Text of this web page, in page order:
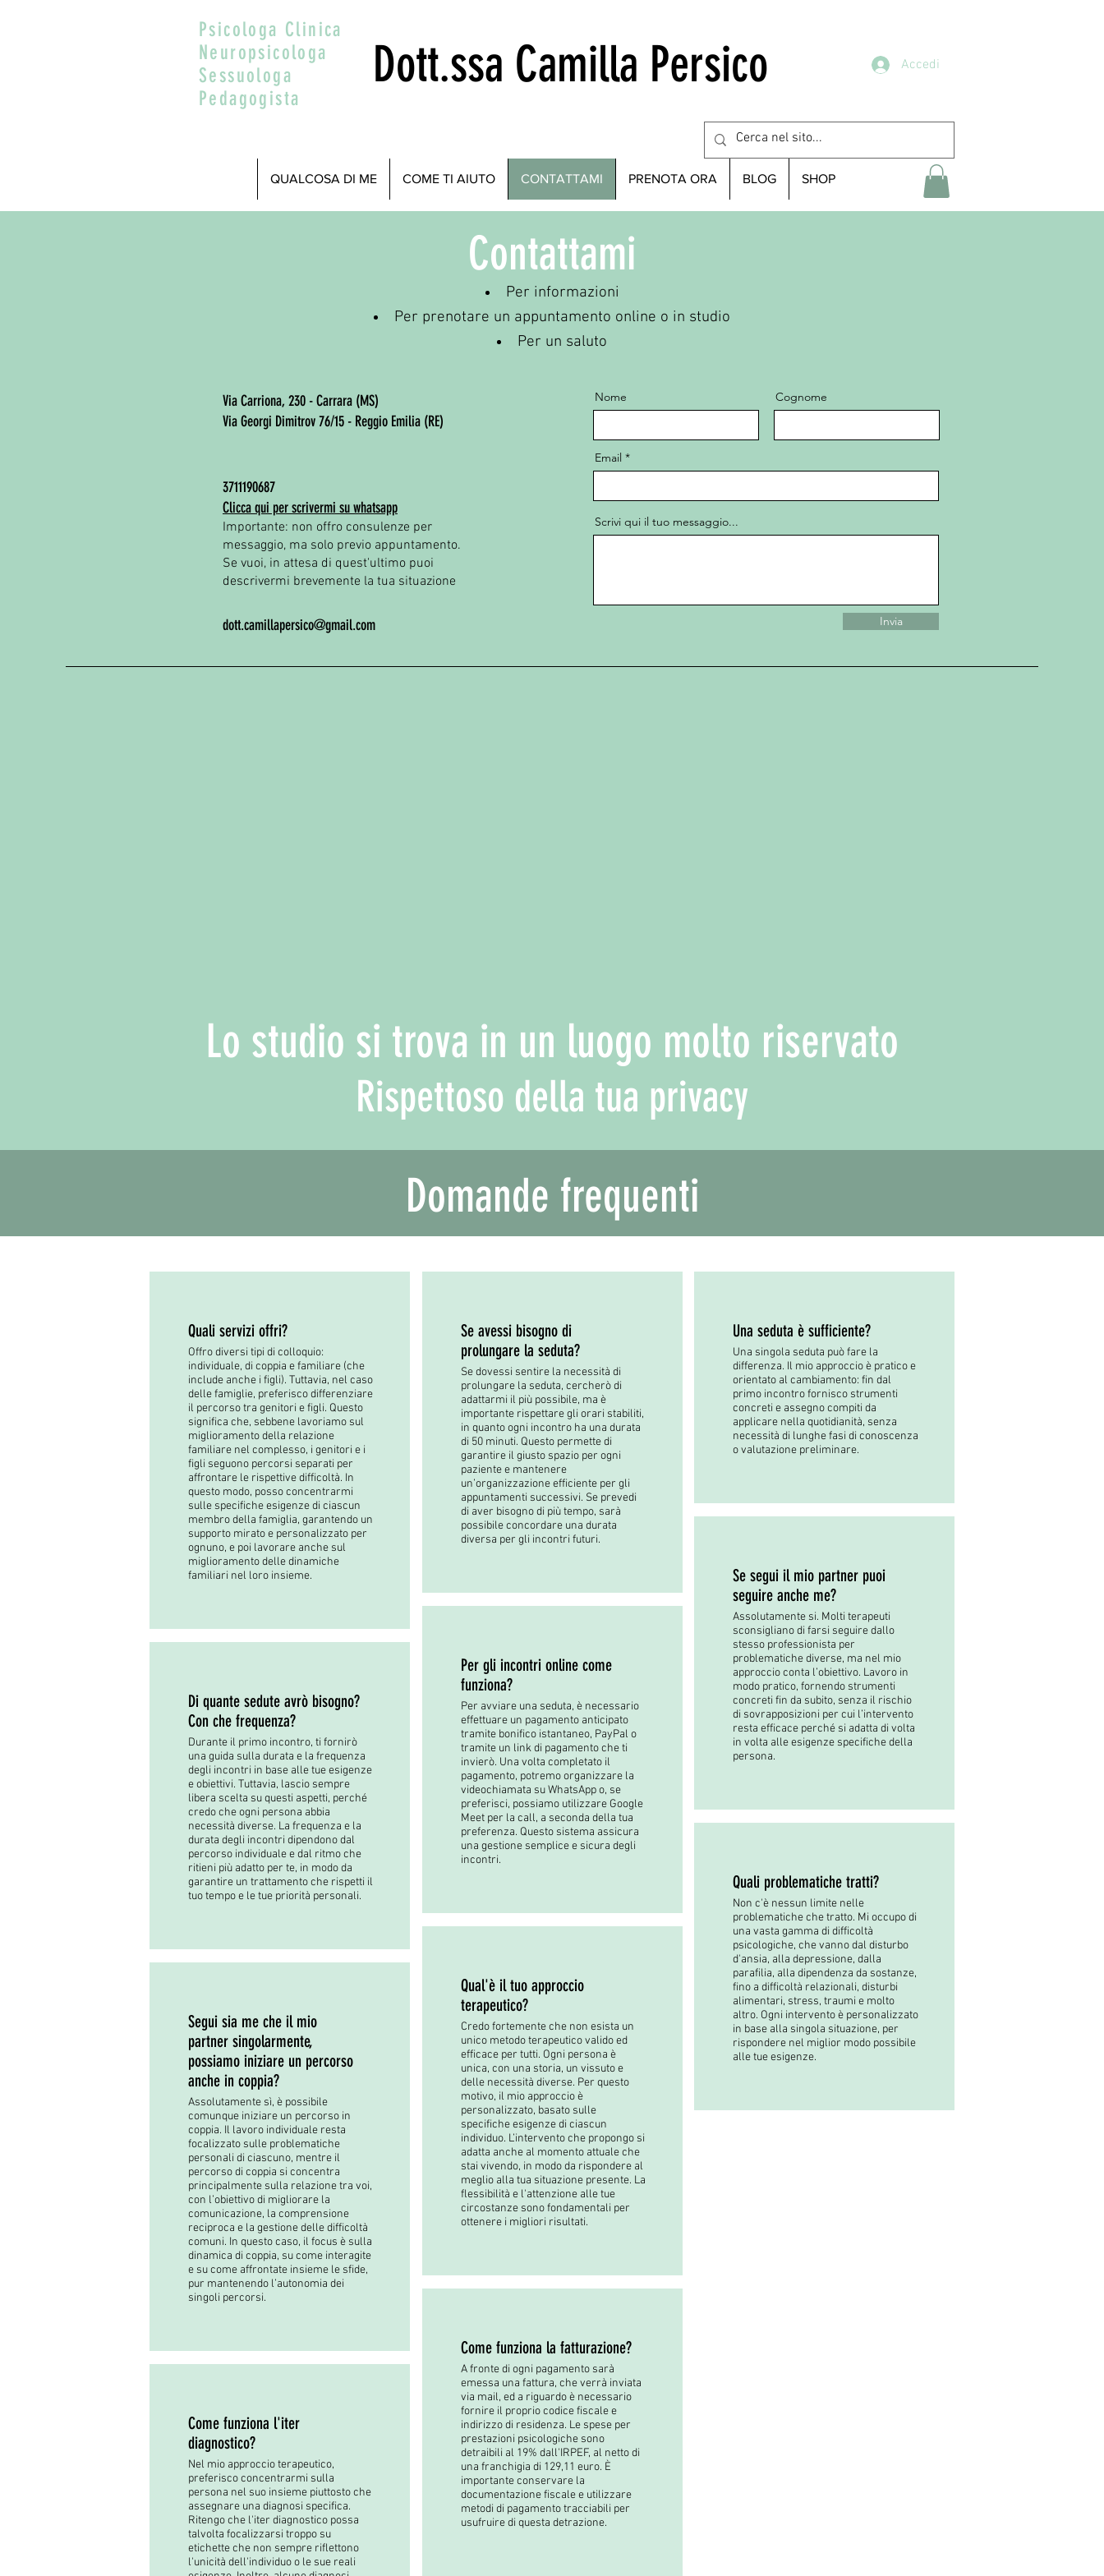
Psicologa Clinica
Neuropsicologa
Sessuologa
Pedagogista
Dott.ssa Camilla Persico Accedi
QUALCOSA DI ME COME TI AIUTO CONTATTAMI PRENOTA ORA BLOG SHOP
Contattami
Per informazioni
Per prenotare un appuntamento online o in studio
Per un saluto
Via Carriona, 230 - Carrara (MS)
Via Georgi Dimitrov 76/15 - Reggio Emilia (RE)
3711190687
Clicca qui per scrivermi su whatsapp​
Importante: non offro consulenze per
messaggio, ma solo previo appuntamento.
Se vuoi, in attesa di quest'ultimo puoi
descrivermi brevemente la tua situazione
dott.camillapersico@gmail.com
Nome Cognome
Email
Scrivi qui il tuo messaggio...
Invia
Lo studio si trova in un luogo molto riservato
Rispettoso della tua privacy
Domande frequenti
Quali servizi offri?
Offro diversi tipi di colloquio:
individuale, di coppia e familiare (che
include anche i figli). Tuttavia, nel caso
delle famiglie, preferisco differenziare
il percorso tra genitori e figli. Questo
significa che, sebbene lavoriamo sul
miglioramento della relazione
familiare nel complesso, i genitori e i
figli seguono percorsi separati per
affrontare le rispettive difficoltà. In
questo modo, posso concentrarmi
sulle specifiche esigenze di ciascun
membro della famiglia, garantendo un
supporto mirato e personalizzato per
ognuno, e poi lavorare anche sul
miglioramento delle dinamiche
familiari nel loro insieme.
Di quante sedute avrò bisogno?
Con che frequenza?
Durante il primo incontro, ti fornirò
una guida sulla durata e la frequenza
degli incontri in base alle tue esigenze
e obiettivi. Tuttavia, lascio sempre
libera scelta su questi aspetti, perché
credo che ogni persona abbia
necessità diverse. La frequenza e la
durata degli incontri dipendono dal
percorso individuale e dal ritmo che
ritieni più adatto per te, in modo da
garantire un trattamento che rispetti il
tuo tempo e le tue priorità personali.
Segui sia me che il mio
partner singolarmente,
possiamo iniziare un percorso
anche in coppia?
Assolutamente sì, è possibile
comunque iniziare un percorso in
coppia. Il lavoro individuale resta
focalizzato sulle problematiche
personali di ciascuno, mentre il
percorso di coppia si concentra
principalmente sulla relazione tra voi,
con l’obiettivo di migliorare la
comunicazione, la comprensione
reciproca e la gestione delle difficoltà
comuni. In questo caso, il focus è sulla
dinamica di coppia, su come interagite
e su come affrontate insieme le sfide,
pur mantenendo l’autonomia dei
singoli percorsi.
Come funziona l'iter
diagnostico?
Nel mio approccio terapeutico,
preferisco concentrarmi sulla
persona nel suo insieme piuttosto che
assegnare una diagnosi specifica.
Ritengo che l'iter diagnostico possa
talvolta focalizzarsi troppo su
etichette che non sempre riflettono
l'unicità dell'individuo o le sue reali
Se avessi bisogno di
prolungare la seduta?
Se dovessi sentire la necessità di
prolungare la seduta, cercherò di
adattarmi il più possibile, ma è
importante rispettare gli orari stabiliti,
in quanto ogni incontro ha una durata
di 50 minuti. Questo permette di
garantire il giusto spazio per ogni
paziente e mantenere
un’organizzazione efficiente per gli
appuntamenti successivi. Se prevedi
di aver bisogno di più tempo, sarà
possibile concordare una durata
diversa per gli incontri futuri.
Per gli incontri online come
funziona?
Per avviare una seduta, è necessario
effettuare un pagamento anticipato
tramite bonifico istantaneo, PayPal o
tramite un link di pagamento che ti
invierò. Una volta completato il
pagamento, potremo organizzare la
videochiamata su WhatsApp o, se
preferisci, possiamo utilizzare Google
Meet per la call, a seconda della tua
preferenza. Questo sistema assicura
una gestione semplice e sicura degli
incontri.
Qual'è il tuo approccio
terapeutico?
Credo fortemente che non esista un
unico metodo terapeutico valido ed
efficace per tutti. Ogni persona è
unica, con una storia, un vissuto e
delle necessità diverse. Per questo
motivo, il mio approccio è
personalizzato, basato sulle
specifiche esigenze di ciascun
individuo. L’intervento che propongo si
adatta anche al momento attuale che
stai vivendo, in modo da rispondere al
meglio alla tua situazione presente. La
flessibilità e l'attenzione alle tue
circostanze sono fondamentali per
ottenere i migliori risultati.
Come funziona la fatturazione?
A fronte di ogni pagamento sarà
emessa una fattura, che verrà inviata
via mail, ed a riguardo è necessario
fornire il proprio codice fiscale e
indirizzo di residenza. Le spese per
prestazioni psicologiche sono
detraibili al 19% dall'IRPEF, al netto di
una franchigia di 129,11 euro. È
importante conservare la
documentazione fiscale e utilizzare
metodi di pagamento tracciabili per
usufruire di questa detrazione.
Una seduta è sufficiente?
Una singola seduta può fare la
differenza. Il mio approccio è pratico e
orientato al cambiamento: fin dal
primo incontro fornisco strumenti
concreti e assegno compiti da
applicare nella quotidianità, senza
necessità di lunghe fasi di conoscenza
o valutazione preliminare.
Se segui il mio partner puoi
seguire anche me?
Assolutamente si. Molti terapeuti
sconsigliano di farsi seguire dallo
stesso professionista per
problematiche diverse, ma nel mio
approccio conta l’obiettivo. Lavoro in
modo pratico, fornendo strumenti
concreti fin da subito, senza il rischio
di sovrapposizioni per cui l’intervento
resta efficace perché si adatta di volta
in volta alle esigenze specifiche della
persona.
Quali problematiche tratti?
Non c'è nessun limite nelle
problematiche che tratto. Mi occupo di
una vasta gamma di difficoltà
psicologiche, che vanno dal disturbo
d'ansia, alla depressione, dalla
parafilia, alla dipendenza da sostanze,
fino a difficoltà relazionali, disturbi
alimentari, stress, traumi e molto
altro. Ogni intervento è personalizzato
in base alla singola situazione, per
rispondere nel miglior modo possibile
alle tue esigenze.